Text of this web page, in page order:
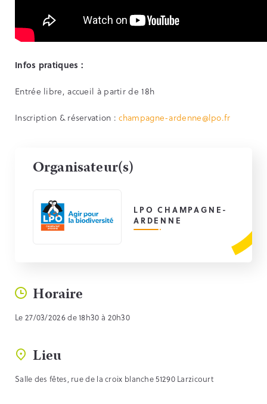
Infos pratiques :
Entrée libre, accueil à partir de 18h
Inscription & réservation :champagne-ardenne@lpo.fr
Organisateur(s)
LPO CHAMPAGNE-
ARDENNE
Horaire
Le 27/03/2026 de 18h30 à 20h30
Lieu
Salle des fêtes, rue de la croix blanche 51290 Larzicourt